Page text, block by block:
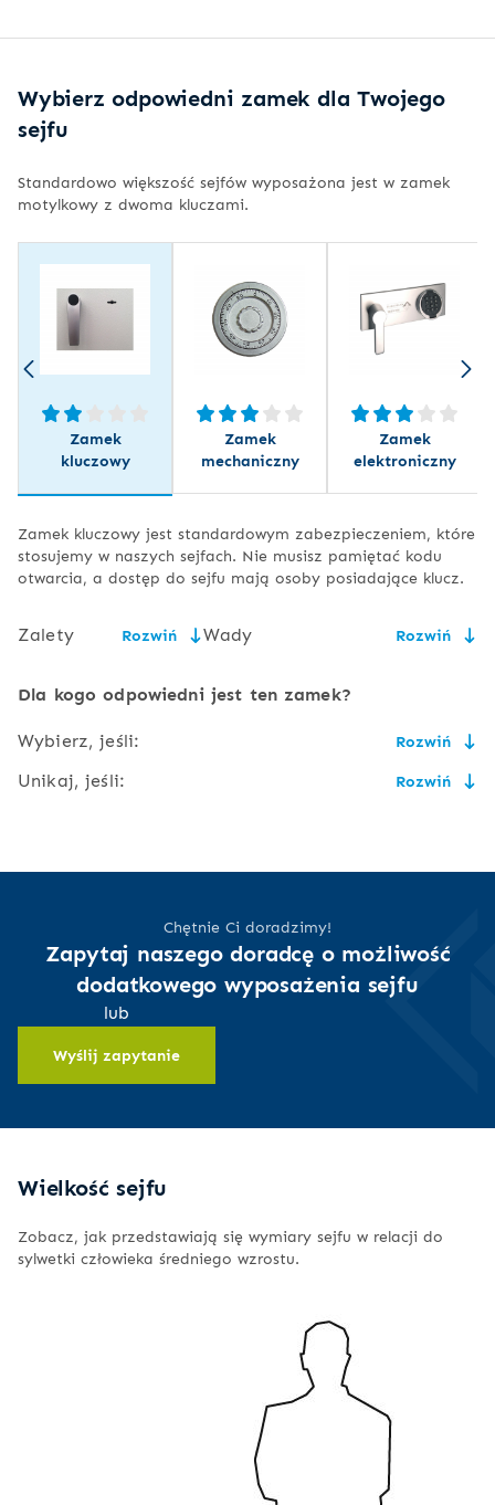
Wybierz odpowiedni zamek dla Twojego
sejfu
Standardowo większość sejfów wyposażona jest w zamek
motylkowy z dwoma kluczami.
Zamek
kluczowy
Zamek
mechaniczny
Zamek
elektroniczny
Zamek kluczowy jest standardowym zabezpieczeniem, które
stosujemy w naszych sejfach. Nie musisz pamiętać kodu
otwarcia, a dostęp do sejfu mają osoby posiadające klucz.
Zalety Rozwiń
niska cena,
użytkowania i
dostęp do sejfu ma
tylko posiadacz
klucza
Wady Rozwiń
konieczność bezpiecznego
Dla kogo odpowiedni jest ten zamek?
Wybierz, jeśli: Rozwiń
cena ma znaczenie i masz gdzie bezpiecznie schować
Twoich kluczy, a tym samym do sejfu,
Unikaj, jeśli: Rozwiń
nie chcesz martwić się o przechowywanie kluczy ani
zdarza Ci się czegoś zapomnieć lub zgubić, zwłaszcza
klucze,
bardzo często lub nader rzadko będziesz korzystał z
Chętnie Ci doradzimy!
Zapytaj naszego doradcę o możliwość
dodatkowego wyposażenia sejfu
lub
Wyślij zapytanie
Wielkość sejfu
Zobacz, jak przedstawiają się wymiary sejfu w relacji do
sylwetki człowieka średniego wzrostu.